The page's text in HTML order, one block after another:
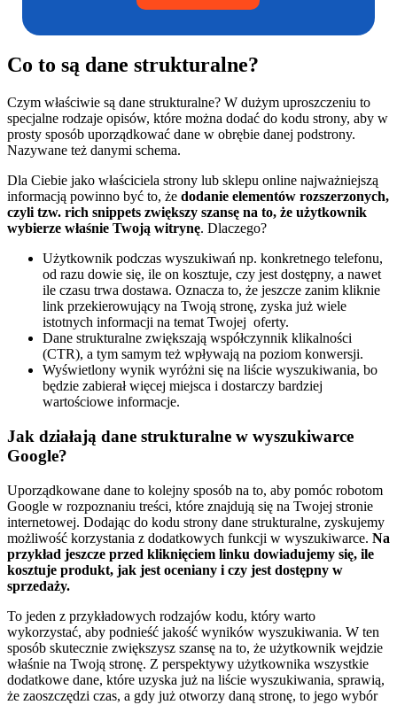
Co to są dane strukturalne?
Czym właściwie są dane strukturalne? W dużym uproszczeniu to
specjalne rodzaje opisów, które można dodać do kodu strony, aby w
prosty sposób uporządkować dane w obrębie danej podstrony.
Nazywane też danymi schema.
Dla Ciebie jako właściciela strony lub sklepu online najważniejszą
informacją powinno być to, że dodanie elementów rozszerzonych,
czyli tzw. rich snippets zwiększy szansę na to, że użytkownik
wybierze właśnie Twoją witrynę. Dlaczego?
Użytkownik podczas wyszukiwań np. konkretnego telefonu,
od razu dowie się, ile on kosztuje, czy jest dostępny, a nawet
ile czasu trwa dostawa. Oznacza to, że jeszcze zanim kliknie
link przekierowujący na Twoją stronę, zyska już wiele
istotnych informacji na temat Twojej oferty.
Dane strukturalne zwiększają współczynnik klikalności
(CTR), a tym samym też wpływają na poziom konwersji.
Wyświetlony wynik wyróżni się na liście wyszukiwania, bo
będzie zabierał więcej miejsca i dostarczy bardziej
wartościowe informacje.
Jak działają dane strukturalne w wyszukiwarce
Google?
Uporządkowane dane to kolejny sposób na to, aby pomóc robotom
Google w rozpoznaniu treści, które znajdują się na Twojej stronie
internetowej. Dodając do kodu strony dane strukturalne, zyskujemy
możliwość korzystania z dodatkowych funkcji w wyszukiwarce. Na
przykład jeszcze przed kliknięciem linku dowiadujemy się, ile
kosztuje produkt, jak jest oceniany i czy jest dostępny w
sprzedaży.
To jeden z przykładowych rodzajów kodu, który warto
wykorzystać, aby podnieść jakość wyników wyszukiwania. W ten
sposób skutecznie zwiększysz szansę na to, że użytkownik wejdzie
właśnie na Twoją stronę. Z perspektywy użytkownika wszystkie
dodatkowe dane, które uzyska już na liście wyszukiwania, sprawią,
że zaoszczędzi czas, a gdy już otworzy daną stronę, to jego wybór